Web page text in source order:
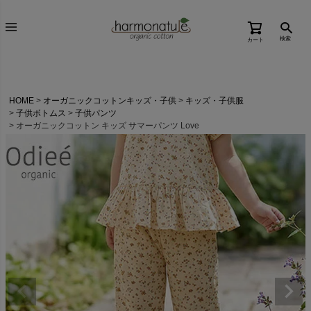
カート 検索
HOME オーガニックコットンキッズ・子供
キッズ・子供服
子供ボトムス
子供パンツ
オーガニックコットン キッズ サマーパンツ Love